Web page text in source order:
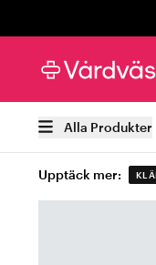
Alla Produkter
Upptäck mer: